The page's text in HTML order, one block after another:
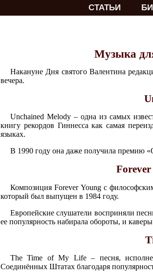
СТАТЬИ
Музыка
Накануне Дня святого Валентина
вечера.
Unchained Melody – одна из самых
книгу рекордов Гиннесса как самая
языках.
В 1990 году она даже получила премию
Композиция Forever Young с
который был выпущен в 1984 году.
Европейские слушатели восприняли
ее популярность набирала обороты, и
The Time of My Life – песня,
Соединённых Штатах благодаря